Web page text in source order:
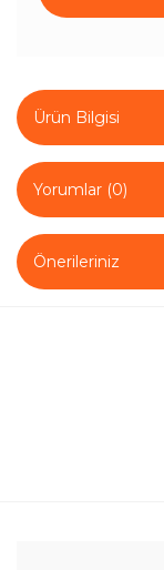
Ürün Bilgisi
Yorumlar (0)
Önerileriniz